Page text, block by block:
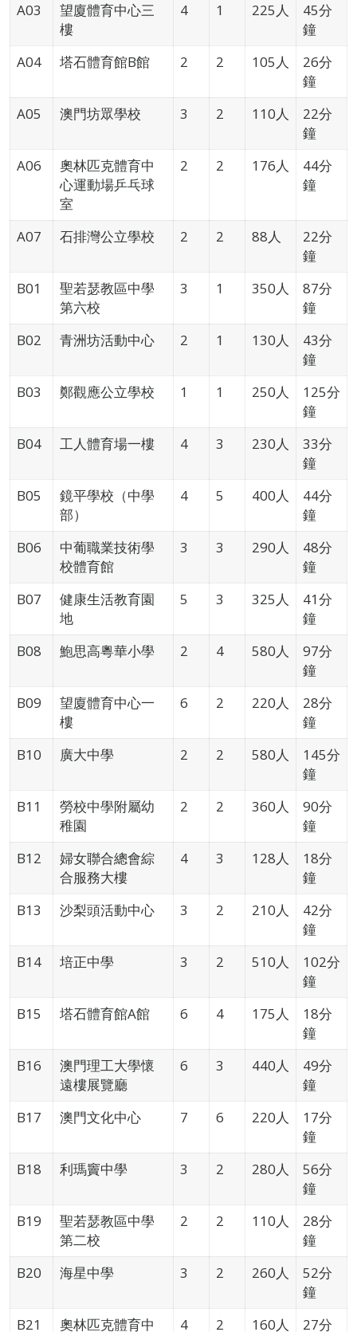
A03
望廈體育中心三
樓
4 1 225人
45分
鐘
A04
塔石體育館B館 2 2 105人
26分
鐘
A05
澳門坊眾學校 3 2 110人
22分
鐘
A06
奧林匹克體育中
心運動場乒乓球
室
2 2 176人
44分
鐘
A07 石排灣公立學校 2 2 88人
22分
鐘
B01
聖若瑟教區中學
第六校
3 1 350人
87分
鐘
B02
青洲坊活動中心 2 1 130人
43分
鐘
B03
鄭觀應公立學校 1 1 250人
125分
鐘
B04
工人體育場一樓 4 3 230人
33分
鐘
B05
鏡平學校（中學
部）
4 5 400人
44分
鐘
B06
中葡職業技術學
校體育館
3 3 290人
48分
鐘
B07
健康生活教育園
地
5 3 325人
41分
鐘
B08
鮑思高粵華小學 2 4 580人
97分
鐘
B09
望廈體育中心一
樓
6 2 220人
28分
鐘
B10
廣大中學 2 2 580人
145分
鐘
B11
勞校中學附屬幼
稚園
2 2 360人
90分
鐘
B12
婦女聯合總會綜
合服務大樓
4 3 128人
18分
鐘
B13
沙梨頭活動中心 3 2 210人
42分
鐘
B14
培正中學 3 2 510人
102分
鐘
B15
塔石體育館A館 6 4 175人
18分
鐘
B16
澳門理工大學懷
遠樓展覽廳
6 3 440人
49分
鐘
B17
澳門文化中心 7 6 220人
17分
鐘
B18
利瑪竇中學 3 2 280人
56分
鐘
B19
聖若瑟教區中學
第二校
2 2 110人
28分
鐘
B20
海星中學 3 2 260人
52分
鐘
B21
奧林匹克體育中 4 2 160人 27分